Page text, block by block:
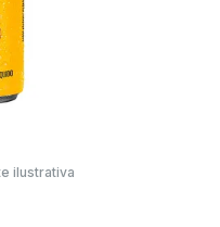
ilustrativa